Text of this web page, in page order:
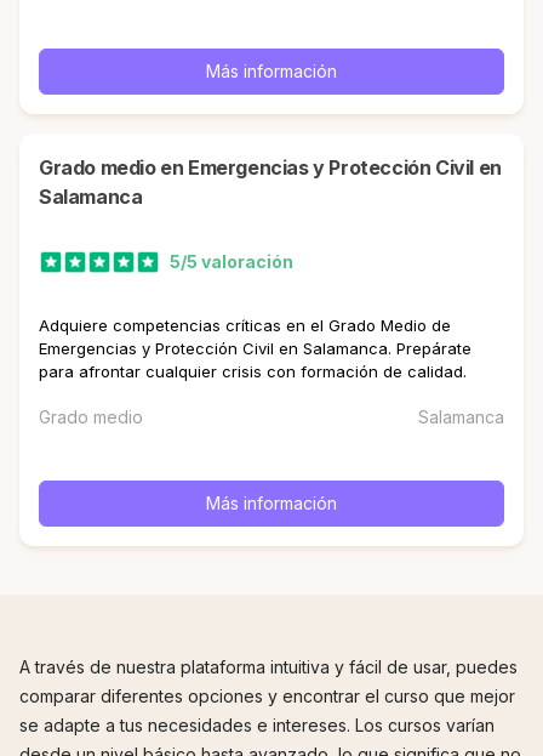
Más información
Grado medio en Emergencias y Protección Civil en
Salamanca
5/5 valoración
Adquiere competencias críticas en el Grado Medio de
Emergencias y Protección Civil en Salamanca. Prepárate
para afrontar cualquier crisis con formación de calidad.
Grado medio Salamanca
Más información
A través de nuestra plataforma intuitiva y fácil de usar, puedes
comparar diferentes opciones y encontrar el curso que mejor
se adapte a tus necesidades e intereses. Los cursos varían